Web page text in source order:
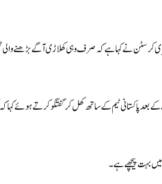
نے کہا ہے کہ صرف وہی کھلاڑی آگے بڑھنے والی
جاری ٹی ٹوئنٹی ورلڈ کپ 2024 سے باہر ہونے کے بعد پاکستانی ٹیم کے ساتھ کھل کر
بہت پیچھے ہے۔